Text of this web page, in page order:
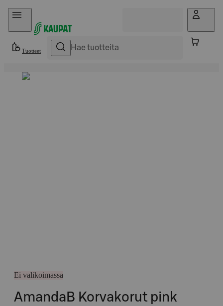
Hyppää sisältöön
Tuotteet
Ei valikoimassa
AmandaB Korvakorut pink